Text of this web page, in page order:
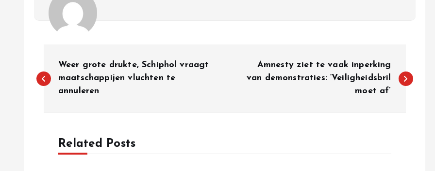
o
Weer grote drukte, Schiphol vraagt
maatschappijen vluchten te
annuleren
Amnesty ziet te vaak inperking
van demonstraties: ‘Veiligheidsbril
moet af’
Related Posts